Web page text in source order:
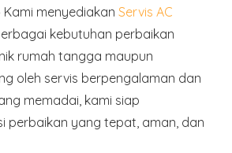
Kami menyediakan Servis AC
kebutuhan perbaikan
rumah tangga maupun
oleh servis berpengalaman dan
memadai, kami siap
perbaikan yang tepat, aman, dan